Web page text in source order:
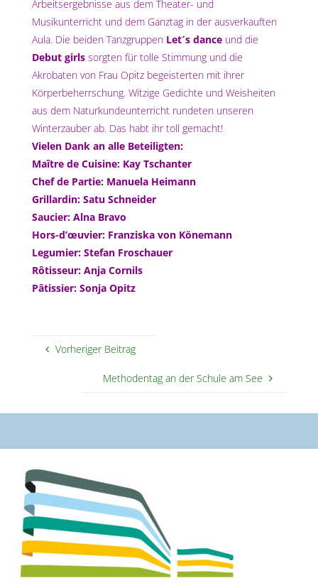
Arbeitsergebnisse aus dem Theater- und
Musikunterricht und dem Ganztag in der ausverkauften
Aula. Die beiden Tanzgruppen Let´s danceund die
Debut girlssorgten für tolle Stimmung und die
Akrobaten von Frau Opitz begeisterten mit ihrer
Körperbeherrschung. Witzige Gedichte und Weisheiten
aus dem Naturkundeunterricht rundeten unseren
Winterzauber ab. Das habt ihr toll gemacht!
Vielen Dank an alle Beteiligten:
Maître de Cuisine: Kay Tschanter
Chef de Partie: Manuela Heimann
Grillardin: Satu Schneider
Saucier: Alna Bravo
Hors-d’œuvier: Franziska von Könemann
Legumier: Stefan Froschauer
Rôtisseur: Anja Cornils
Pâtissier: Sonja Opitz
Vorheriger Beitrag
Methodentag an der Schule am See